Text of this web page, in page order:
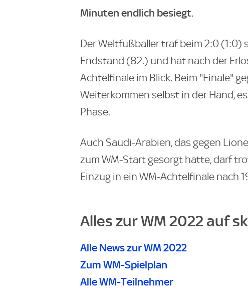
Minuten endlich besiegt.
Der Weltfußballer traf beim 2:0 (1:0)
Endstand (82.) und hat nach der
Achtelfinale im Blick. Beim "Finale"
Weiterkommen selbst in der Hand,
Phase.
Auch Saudi-Arabien, das gegen
zum WM-Start gesorgt hatte, darf
Einzug in ein WM-Achtelfinale nach
Alles zur WM 2022 auf
Alle News zur WM 2022
Zum WM-Spielplan
Alle WM-Teilnehmer